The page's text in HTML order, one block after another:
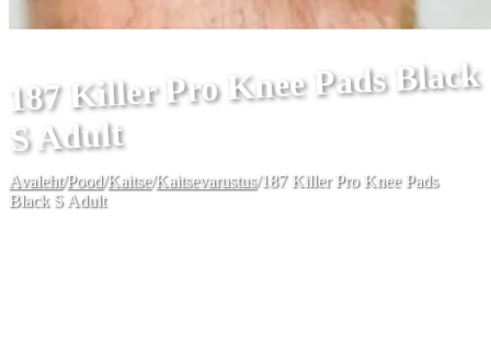
187 Killer Pro Knee Pads Black
S Adult
Avaleht/Pood/Kaitse/Kaitsevarustus/187 Killer Pro Knee Pads
Black S Adult